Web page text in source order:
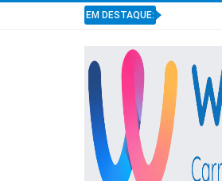
EM DESTAQUE: